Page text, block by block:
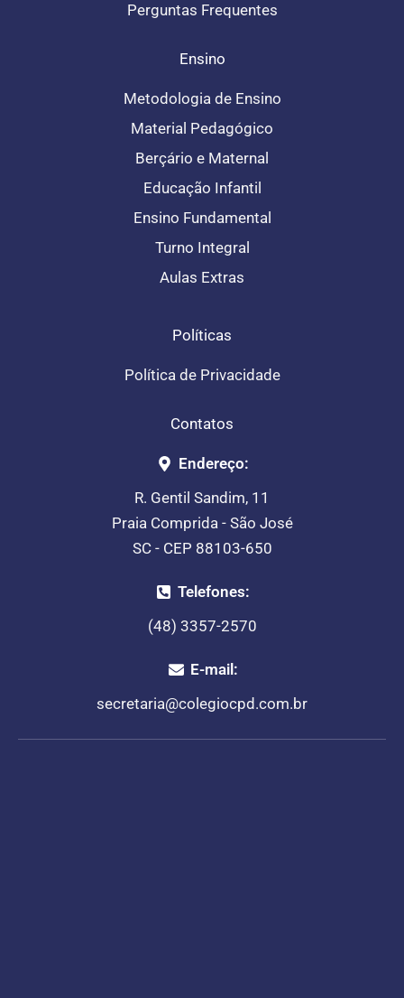
Perguntas Frequentes
Ensino
Metodologia de Ensino
Material Pedagógico
Berçário e Maternal
Educação Infantil
Ensino Fundamental
Turno Integral
Aulas Extras
Políticas
Política de Privacidade
Contatos
Endereço:
R. Gentil Sandim, 11
Praia Comprida - São José
SC - CEP 88103-650
Telefones:
(48) 3357-2570
E-mail:
secretaria@colegiocpd.com.br